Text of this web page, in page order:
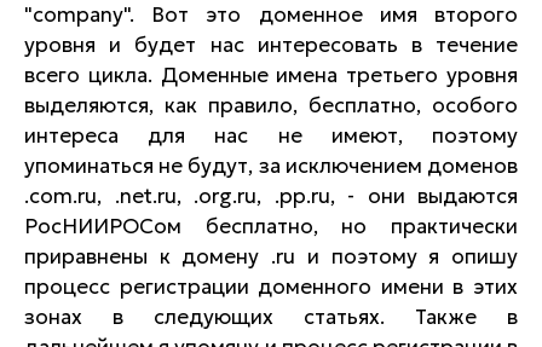
"company". Вот это доменное имя второго
уровня и будет нас интересовать в течение
всего цикла. Доменные имена третьего уровня
выделяются, как правило, бесплатно, особого
интереса для нас не имеют, поэтому
упоминаться не будут, за исключением доменов
.com.ru, .net.ru, .org.ru, .pp.ru, - они выдаются
РосНИИРОСом бесплатно, но практически
приравнены к домену .ru и поэтому я опишу
процесс регистрации доменного имени в этих
зонах в следующих статьях. Также в